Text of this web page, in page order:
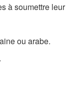
à soumettre leur
ou arabe.